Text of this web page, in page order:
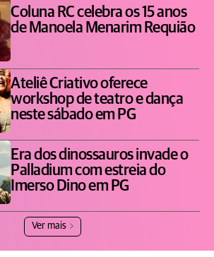
Coluna RC celebra os 15 anos
de Manoela Menarim Requião
Ateliê Criativo oferece
workshop de teatro e dança
neste sábado em PG
Era dos dinossauros invade o
Palladium com estreia do
Imerso Dino em PG
Ver mais